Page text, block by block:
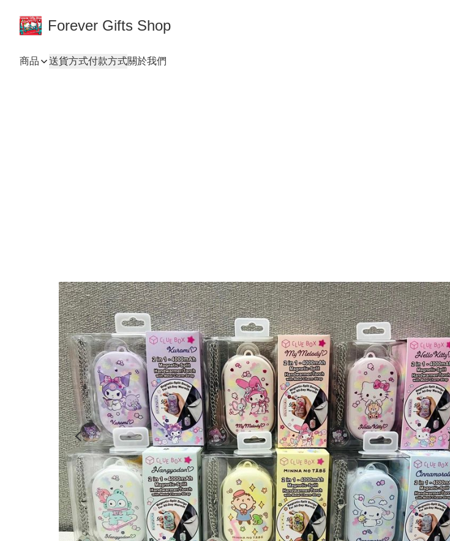
Forever Gifts Shop
商品 送貨方式付款方式關於我們